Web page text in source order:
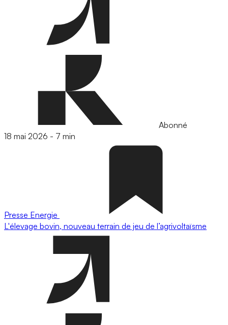
Abonné
18 mai 2026 - 7 min
Presse Energie
L'élevage bovin, nouveau terrain de jeu de l’agrivoltaïsme